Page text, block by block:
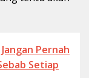
Pernah
Setiap